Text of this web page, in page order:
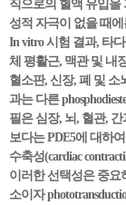
직으로의 혈액 유입을
성적 자극이 없을 때
In vitro 시험 결과, 타
체 평활근, 맥관 및 내
혈소판, 신장, 폐 및 소
과는 다른
필은 심장, 뇌, 혈관,
보다는 PDE5에 대하
수축성(cardiac
이러한 선택성은 중요
소이자